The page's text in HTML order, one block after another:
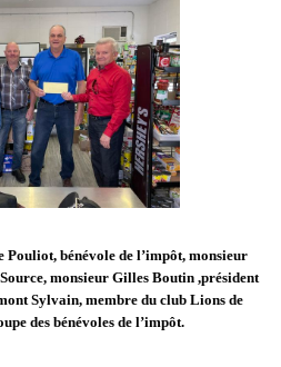
bénévole de l’impôt, monsieur
monsieur Gilles Boutin ,président
Sylvain, membre du club Lions de
des bénévoles de l’impôt.